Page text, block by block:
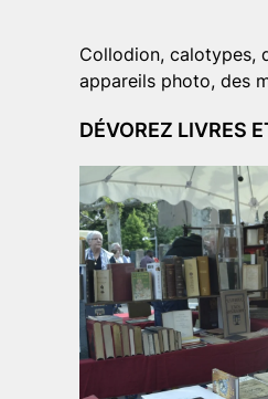
Collodion, calotypes,
appareils photo, des
DÉVOREZ LIVRES